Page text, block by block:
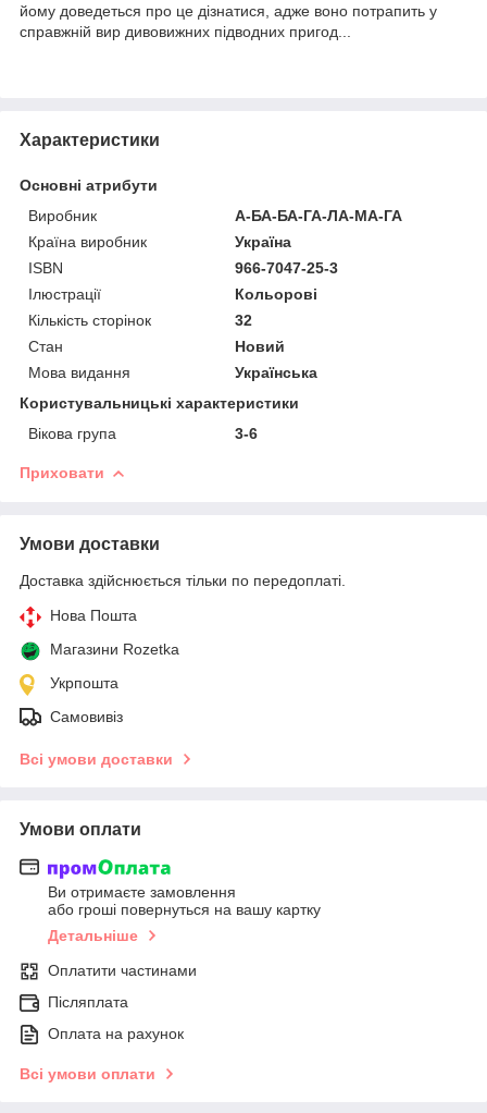
йому доведеться про це дізнатися, адже воно потрапить у
справжній вир дивовижних підводних пригод...
Характеристики
Основні атрибути
Виробник
А-БА-БА-ГА-ЛА-МА-ГА
Країна виробник
Україна
ISBN
966-7047-25-3
Ілюстрації
Кольорові
Кількість сторінок
32
Стан
Новий
Мова видання
Українська
Користувальницькі характеристики
Вікова група
3-6
Приховати
Умови доставки
Доставка здійснюється тільки по передоплаті.
Нова Пошта
Магазини Rozetka
Укрпошта
Самовивіз
Всі умови доставки
Умови оплати
Ви отримаєте замовлення
або гроші повернуться на вашу картку
Детальніше
Оплатити частинами
Післяплата
Оплата на рахунок
Всі умови оплати